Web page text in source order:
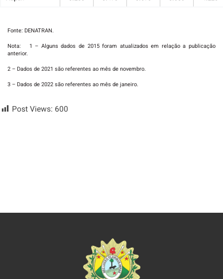
Fonte: DENATRAN.
Nota: 1 – Alguns dados de 2015 foram atualizados em relação a publicação
anterior.
2 – Dados de 2021 são referentes ao mês de novembro.
3 – Dados de 2022 são referentes ao mês de janeiro.
Post Views: 600